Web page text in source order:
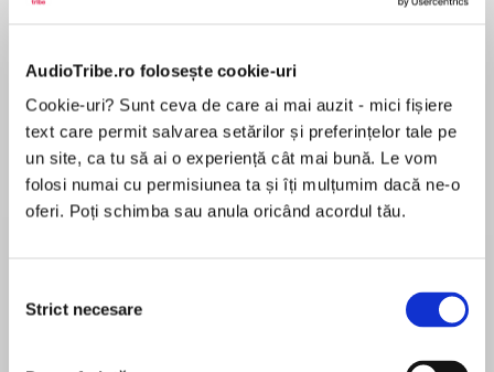
AudioTribe.ro folosește cookie-uri
Cookie-uri? Sunt ceva de care ai mai auzit - mici fișiere
text care permit salvarea setărilor și preferințelor tale pe
un site, ca tu să ai o experiență cât mai bună. Le vom
folosi numai cu permisiunea ta și îți mulțumim dacă ne-o
oferi. Poți schimba sau anula oricând acordul tău.
consimțământului
Strict necesare
de...
Dani Francis
la...
Lauren Weisberger
Desprecarte
Gabriel Allon, art restorer and occasional spy,
author Daniel Silva’s latest action-packed tale